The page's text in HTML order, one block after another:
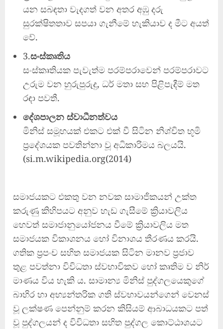
යන සබඳතා වැදගත් වන අතර අඹු දරු
සුරක්ෂිතතාව සපයා ගැනීමේ හැකියාව ද මීට අයත්
වේ.
3.සංස්කෘතිය
සංස්කෘතියක පැවැත්ම පරම්පරාවෙන් පරම්පරාවට
උරුම වන හුරුපුරුදු, ධර් මතා සහ පිළිපැදීම් මත
රඳා පවතී.
දේශපාලන ස්වාධීනත්වය
මිනිස් සමූහයක් එකට එක් වී සිටින නිශ්චිත භූමි
ප්‍රදේශයක පවතින්නා වූ අධිකාරිමය බලයයි.
(si.m.wikipedia.org(2014)
සමාජයකට එකතු වන නවක සාමාජිකයන් උක්ත
කරුණු කිහිපයට අනුව හැඩ ගැසීමේ ක්‍රියාවලිය
හෙවත් සමාජානුයෝජනය වීමේ ක්‍රියාවලිය මත
සමාජයක විකාශනය හෝ විනාශය තීරණය කරයි.
ගතික ප්‍රපංච සහිත සමාජයක සිටින මානව ප්‍රජාව
තුළ පවත්නා විවිධතා ස්වභාවිකව හෝ කෘතිම ව නිර්
මාණය විය හැකි ය. සාමාන්‍ය මිනිස් පුද්ගලයෙකුගේ
බාහිර හා අභ්‍යන්තරික ගති ස්වභාවයන්ගෙන් වෙනස්
වූ ලක්ෂණ පෙන්නුම් කරන කිසියම් ආබාධයකට පත්
වූ පුද්ගලයන් ද විවිධතා සහිත පුද්ගල කොට්ඨාශයට